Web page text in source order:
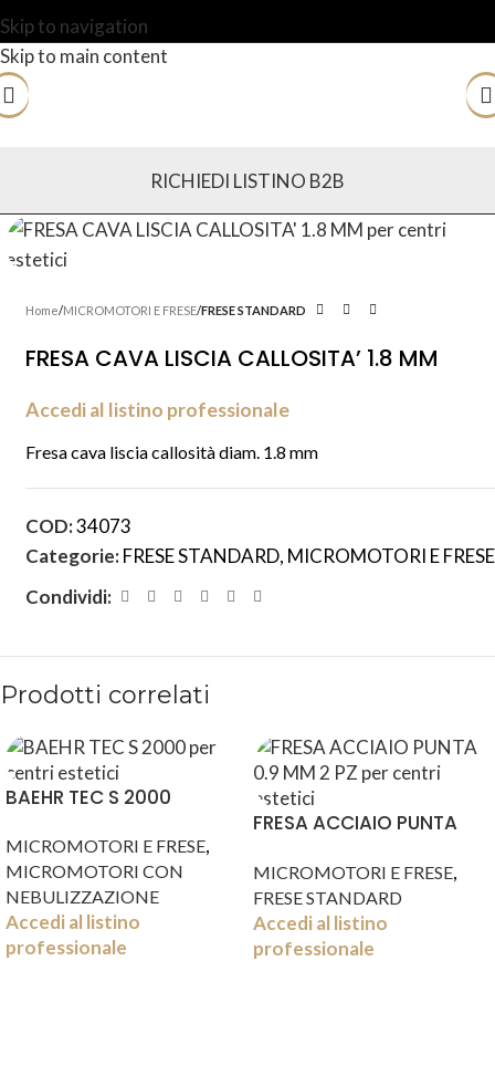
Skip to navigation
Skip to main content
RICHIEDI LISTINO B2B
Home MICROMOTORI E FRESE FRESE STANDARD
FRESA CAVA LISCIA CALLOSITA’ 1.8 MM
Accedi al listino professionale
Fresa cava liscia callosità diam. 1.8 mm
COD:34073
Categorie:FRESE STANDARD, MICROMOTORI E FRESE
Condividi:
Prodotti correlati
BAEHR TEC S 2000
MICROMOTORI E FRESE,
MICROMOTORI CON
NEBULIZZAZIONE
Accedi al listino
professionale
FRESA ACCIAIO PUNTA
MICROMOTORI E FRESE,
FRESE STANDARD
Accedi al listino
professionale